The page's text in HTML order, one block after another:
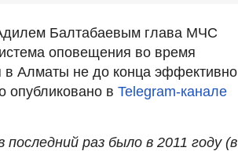
Балтабаевым глава МЧС
оповещения во время
в Алматы не до конца эффективно
опубликовано в Telegram-канале
раз было в 2011 году (в